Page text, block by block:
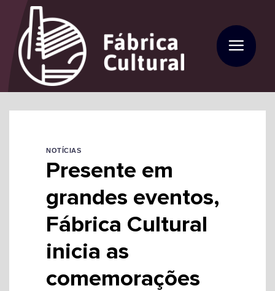
content
NOTÍCIAS
Presente em
grandes eventos,
Fábrica Cultural
inicia as
comemorações